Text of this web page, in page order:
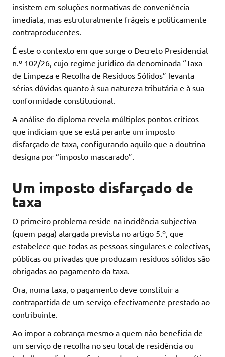
insistem em soluções normativas de conveniência
imediata, mas estruturalmente frágeis e politicamente
contraproducentes.
É este o contexto em que surge o Decreto Presidencial
n.º 102/26, cujo regime jurídico da denominada “Taxa
de Limpeza e Recolha de Resíduos Sólidos” levanta
sérias dúvidas quanto à sua natureza tributária e à sua
conformidade constitucional.
A análise do diploma revela múltiplos pontos críticos
que indiciam que se está perante um imposto
disfarçado de taxa, configurando aquilo que a doutrina
designa por “imposto mascarado”.
Um imposto disfarçado de
taxa
O primeiro problema reside na incidência subjectiva
(quem paga) alargada prevista no artigo 5.º, que
estabelece que todas as pessoas singulares e colectivas,
públicas ou privadas que produzam resíduos sólidos são
obrigadas ao pagamento da taxa.
Ora, numa taxa, o pagamento deve constituir a
contrapartida de um serviço efectivamente prestado ao
contribuinte.
Ao impor a cobrança mesmo a quem não beneficia de
um serviço de recolha no seu local de residência ou